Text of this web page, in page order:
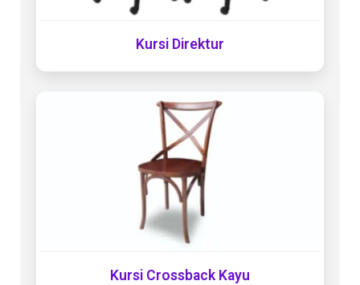
Kursi Direktur
Kursi Crossback Kayu